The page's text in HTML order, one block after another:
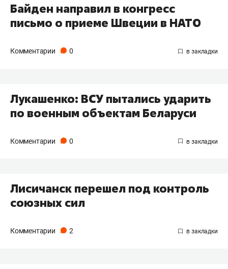
Байден направил в конгресс
письмо о приеме Швеции в НАТО
Комментарии 0
Лукашенко: ВСУ пытались ударить
по военным объектам Беларуси
Комментарии 0
Лисичанск перешел под контроль
союзных сил
Комментарии 2